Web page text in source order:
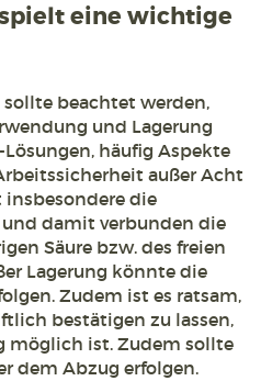
eine wichtige
beachtet werden,
und Lagerung
häufig Aspekte
außer Acht
insbesondere die
damit verbunden die
Säure bzw. des freien
Lagerung könnte die
Zudem ist es ratsam,
bestätigen zu lassen,
möglich ist. Zudem sollte
dem Abzug erfolgen.